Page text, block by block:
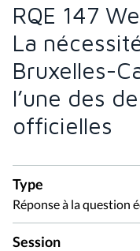
RQE 147
La
Bruxelles-
l’une des
officielles
Type
Réponse à la question
Session